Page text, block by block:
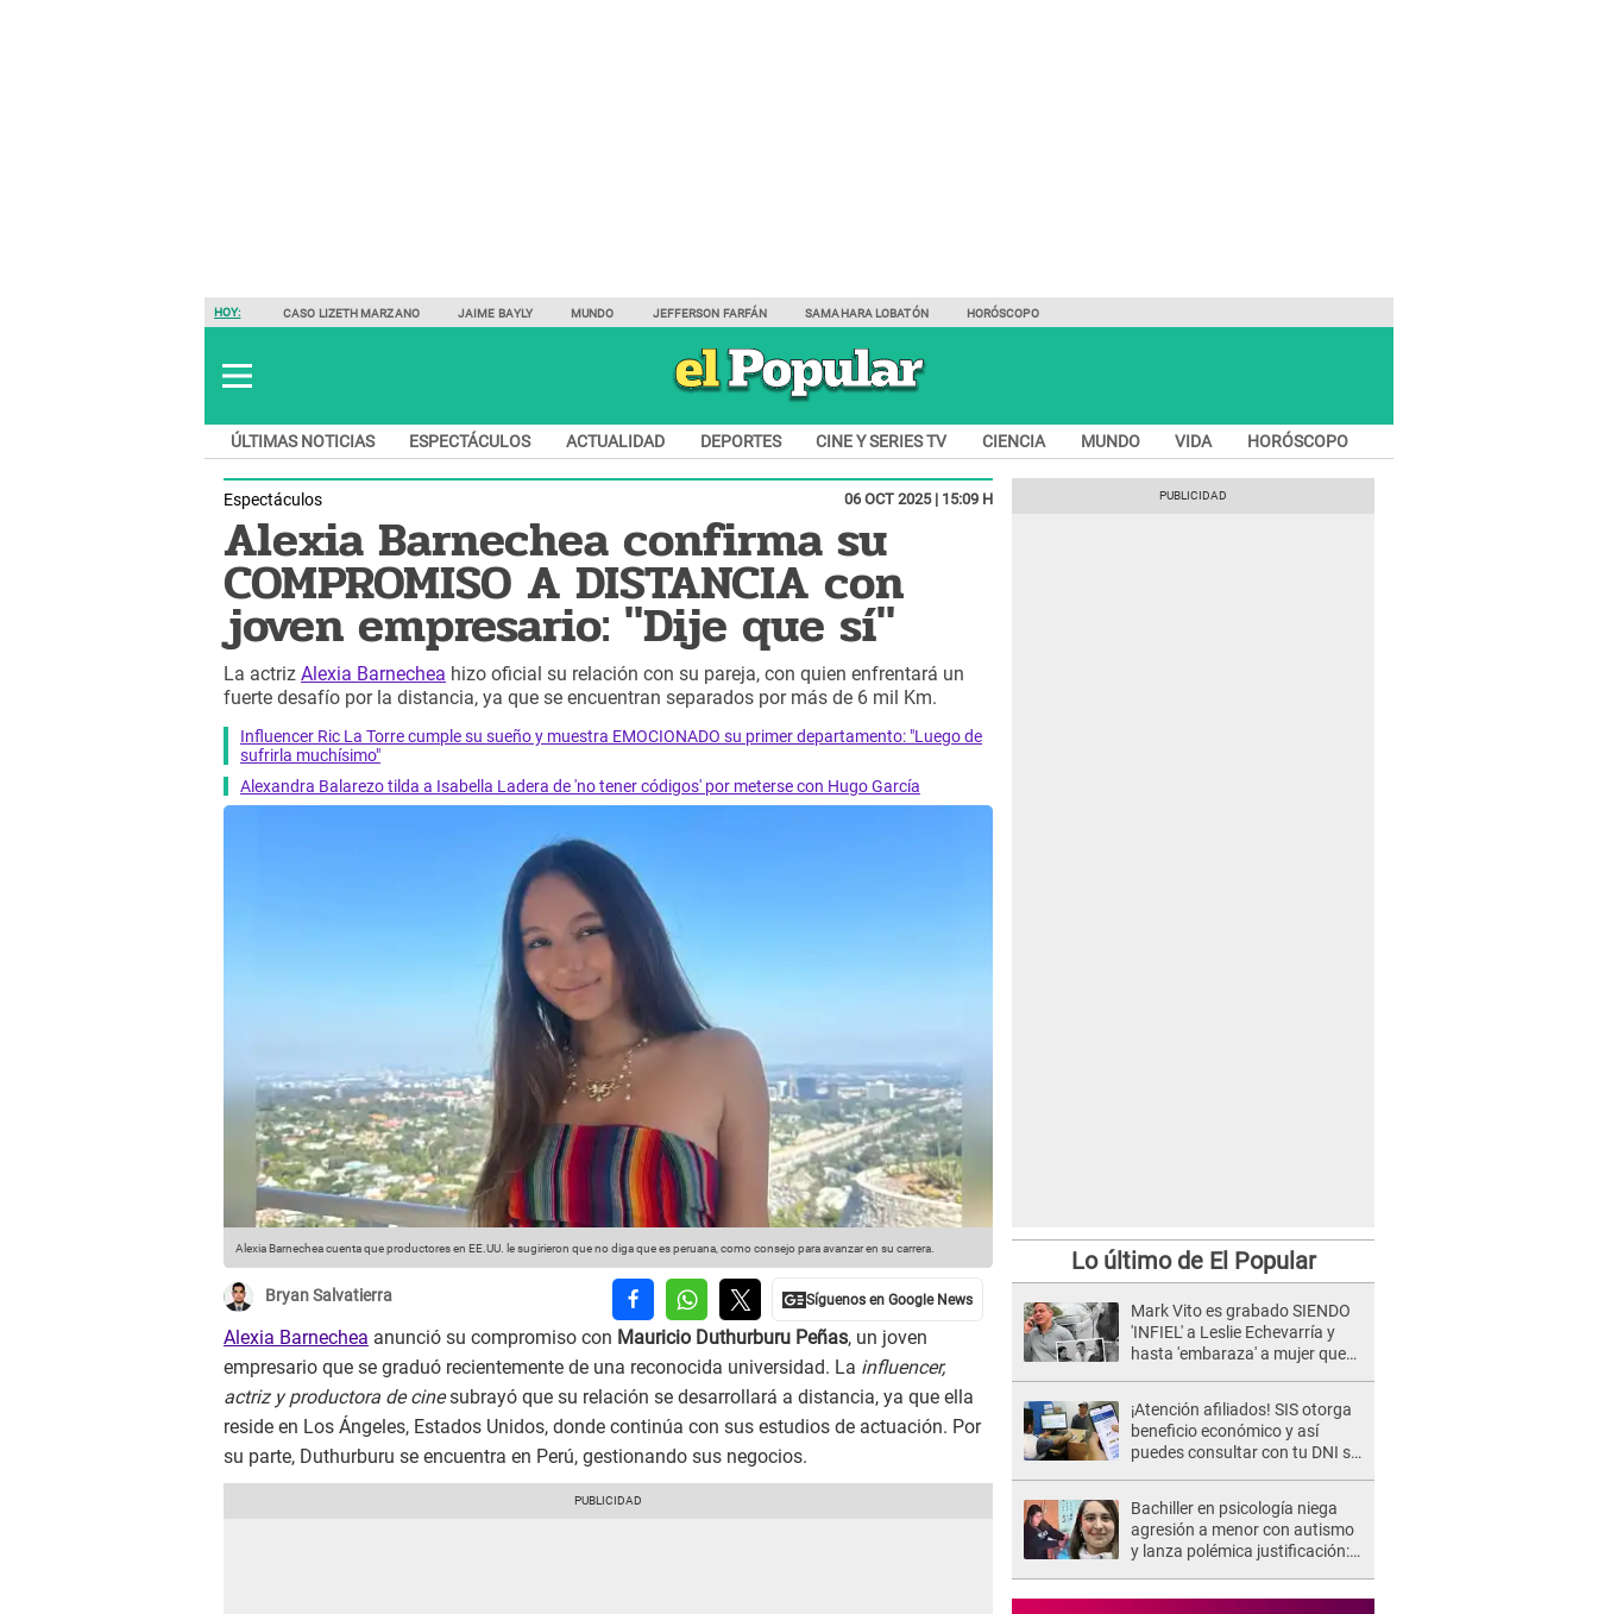
HOY: CASO LIZETH MARZANO JAIME BAYLY MUNDO JEFFERSON FARFÁN SAMAHARA LOBATÓN HORÓSCOPO
ÚLTIMAS NOTICIAS ESPECTÁCULOS ACTUALIDAD DEPORTES CINE Y SERIES TV CIENCIA MUNDO VIDA HORÓSCOPO
Espectáculos 06 OCT 2025 | 15:09 H
Alexia Barnechea confirma su
COMPROMISO A DISTANCIA con
joven empresario: "Dije que sí"
La actriz Alexia Barnechea hizo oficial su relación con su pareja, con quien enfrentará un
fuerte desafío por la distancia, ya que se encuentran separados por más de 6 mil Km.
Influencer Ric La Torre cumple su sueño y muestra EMOCIONADO su primer departamento: "Luego de
sufrirla muchísimo"
Alexandra Balarezo tilda a Isabella Ladera de 'no tener códigos' por meterse con Hugo García
Alexia Barnechea cuenta que productores en EE.UU. le sugirieron que no diga que es peruana, como consejo para avanzar en su carrera.
Bryan Salvatierra
Alexia Barnechea anunció su compromiso con Mauricio Duthurburu Peñas, un joven
empresario que se graduó recientemente de una reconocida universidad. La influencer,
actriz y productora de cinesubrayó que su relación se desarrollará a distancia, ya que ella
reside en Los Ángeles, Estados Unidos, donde continúa con sus estudios de actuación. Por
su parte, Duthurburu se encuentra en Perú, gestionando sus negocios.
Lo último de El Popular
Mark Vito es grabado SIENDO
'INFIEL' a Leslie Echevarría y
hasta 'embaraza' a mujer que
¡Atención afiliados! SIS otorga
beneficio económico y así
puedes consultar con tu DNI si
Bachiller en psicología niega
agresión a menor con autismo
y lanza polémica justificación: